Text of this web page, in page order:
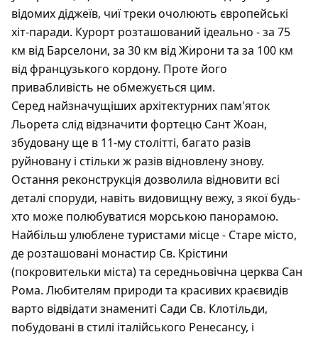
відомих діджеїв, чиї треки очолюють європейські
хіт-паради. Курорт розташований ідеально - за 75
км від Барселони, за 30 км від Жирони та за 100 км
від французького кордону. Проте його
привабливість не обмежується цим.
Серед найзначущіших архітектурних пам'яток
Льорета слід відзначити фортецю Сант Жоан,
збудовану ще в 11-му столітті, багато разів
руйновану і стільки ж разів відновлену знову.
Остання реконструкція дозволила відновити всі
деталі споруди, навіть видовищну вежу, з якої будь-
хто може полюбуватися морською панорамою.
Найбільш улюблене туристами місце - Старе місто,
де розташовані монастир Св. Крістини
(покровительки міста) та середньовічна церква Сан
Рома. Любителям природи та красивих краєвидів
варто відвідати знамениті Сади Св. Клотільди,
побудовані в стилі італійського Ренесансу, і